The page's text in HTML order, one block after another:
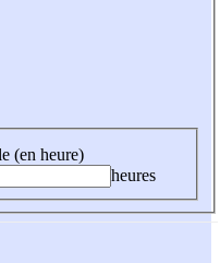
(en heure)
heures